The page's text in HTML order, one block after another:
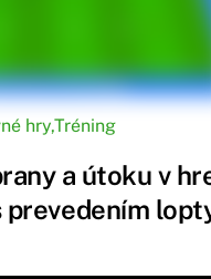
hry,Tréning
a útoku v
prevedením